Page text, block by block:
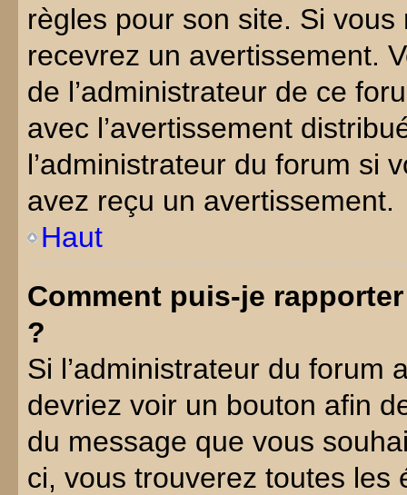
règles pour son site. Si
recevrez un avertissement.
de l’administrateur de ce
avec l’avertissement
l’administrateur du forum si
avez reçu un avertissement.
Haut
Comment puis-je
?
Si l’administrateur du forum
devriez voir un bouton afin
du message que vous
ci, vous trouverez toutes les